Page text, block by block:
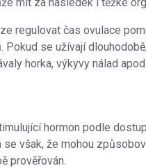
regulovat čas ovulace
se užívají
horka, výkyvy nálad apod.
hormon podle
však, že mohou
prověřován.